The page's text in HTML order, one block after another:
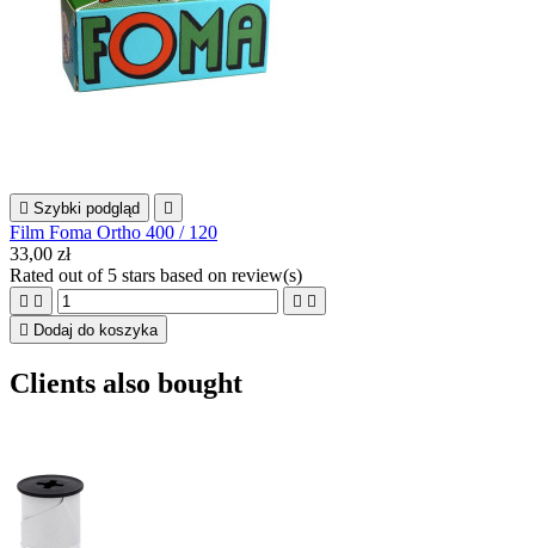
 Szybki podgląd 
Film Foma Ortho 400 / 120
33,00 zł
Rated out of 5 stars based on review(s)
   
 Dodaj do koszyka
Clients also bought